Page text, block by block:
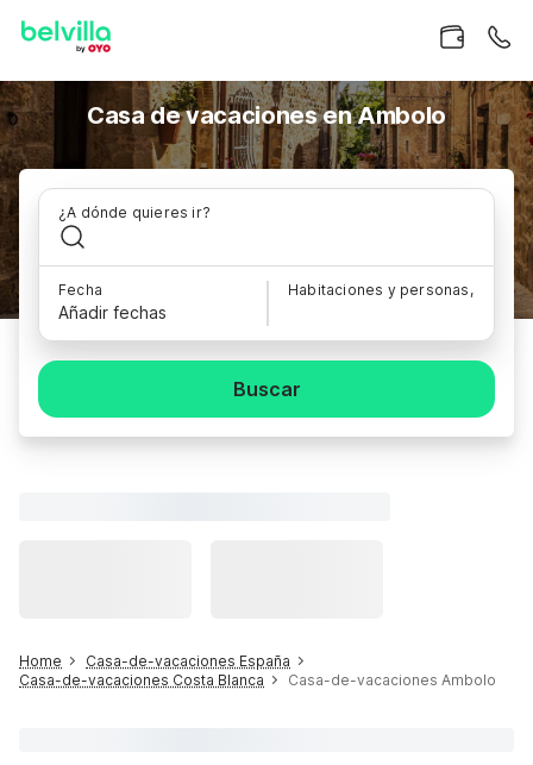
Casa de vacaciones en Ambolo
¿A dónde quieres ir?
Fecha
Añadir fechas
Habitaciones y personas,
Buscar
Home
Casa-de-vacaciones España
Casa-de-vacaciones Costa Blanca
Casa-de-vacaciones Ambolo